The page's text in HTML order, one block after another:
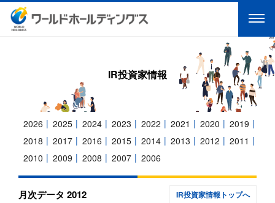
IR投資家情報
2026 2025 2024 2023 2022 2021 2020
2019
2018
2017 2016 2015 2014 2013 2012
2011
2010
2009 2008 2007 2006
月次データ 2012 IR投資家情報トップへ